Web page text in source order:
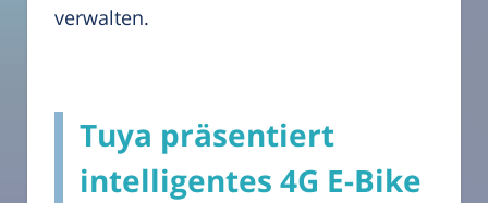
verwalten.
Tuya präsentiert
intelligentes 4G E-Bike